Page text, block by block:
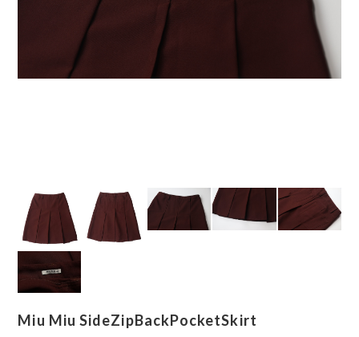
Miu Miu SideZipBackPocketSkirt